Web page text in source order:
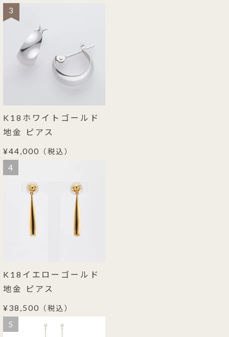
3
K18ホワイトゴールド
地金 ピアス
¥44,000 （税込）
4
K18イエローゴールド
地金 ピアス
¥38,500 （税込）
5